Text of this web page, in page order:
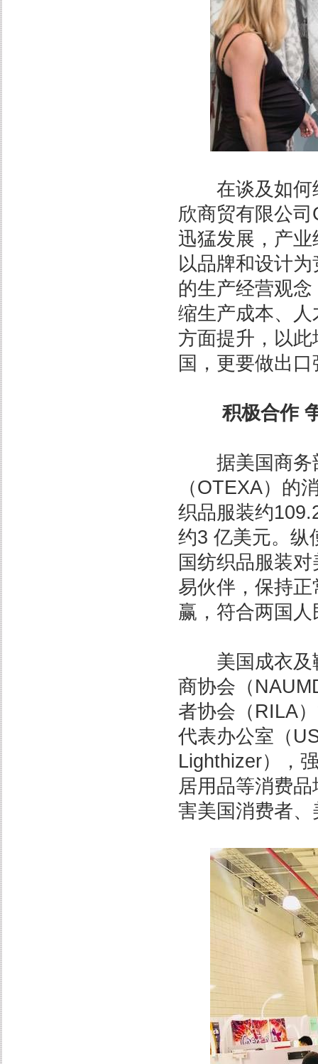
在谈及如何继
欣商贸有限公
迅猛发展，产
以品牌和设计
的生产经营观
缩生产成本、
方面提升，以
国，更要做出
积极合作
据美国商务
（OTEXA）的
织品服装约
约3 亿美元。纵
国纺织品服装
易伙伴，保持
赢，符合两国
美国成衣及鞋
商协会（
者协会（RILA
代表办公室（
Lighthizer），
居用品等消费
害美国消费者